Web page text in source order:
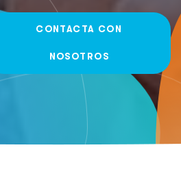
CONTACTA CON
NOSOTROS